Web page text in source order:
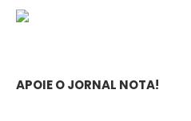
APOIE O JORNAL NOTA!